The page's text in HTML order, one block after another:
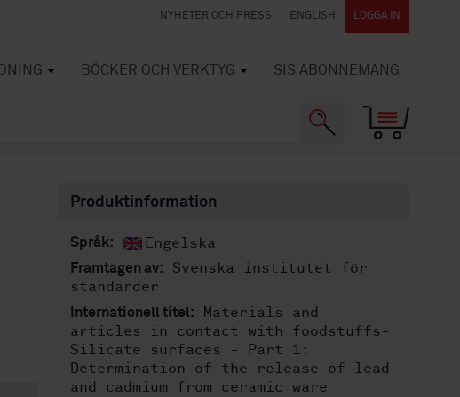
NYHETER OCH PRESS ENGLISH LOGGA IN
BÖCKER OCH VERKTYG SIS ABONNEMANG
Produktinformation
Språk: Engelska
Framtagen av:
Svenska institutet för
standarder
Internationell titel:
Materials and
articles in contact with foodstuffs-
Silicate surfaces - Part 1:
Determination of the release of lead
and cadmium from ceramic ware